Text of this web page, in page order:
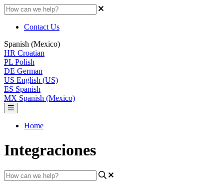
Contact Us
Spanish (Mexico)
HR Croatian
PL Polish
DE German
US English (US)
ES Spanish
MX Spanish (Mexico)
Home
Integraciones